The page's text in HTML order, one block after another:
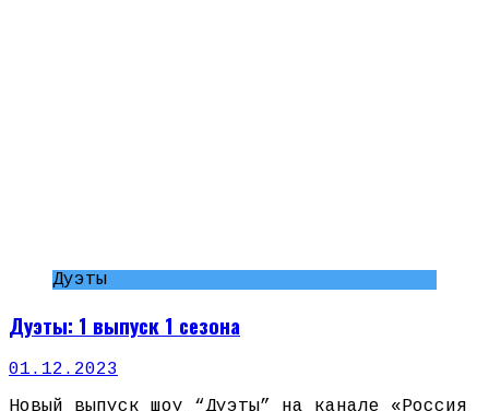
Дуэты
Дуэты: 1 выпуск 1 сезона
01.12.2023